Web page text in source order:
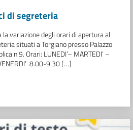
di segreteria
la variazione degli orari di apertura al
situati a Torgiano presso Palazzo
n.9. Orari: LUNEDI’– MARTEDI’ –
8.00-9.30 […]